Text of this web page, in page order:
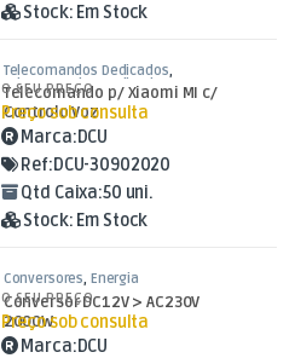
Stock: Em Stock
Telecomandos Dedicados,
Telecomandos Dedicados para
Vestel e Xiaomi, TV Aúdio e Vídeo
Telecomando p/ Xiaomi MI c/
Controlo Voz
O SEU PREÇO
Preço sob consulta
Marca:DCU
Ref:DCU-30902020
Qtd Caixa:50 uni.
Stock: Em Stock
Conversores, Energia
Conversor DC12V > AC230V
2000W
O SEU PREÇO
Preço sob consulta
Marca:DCU